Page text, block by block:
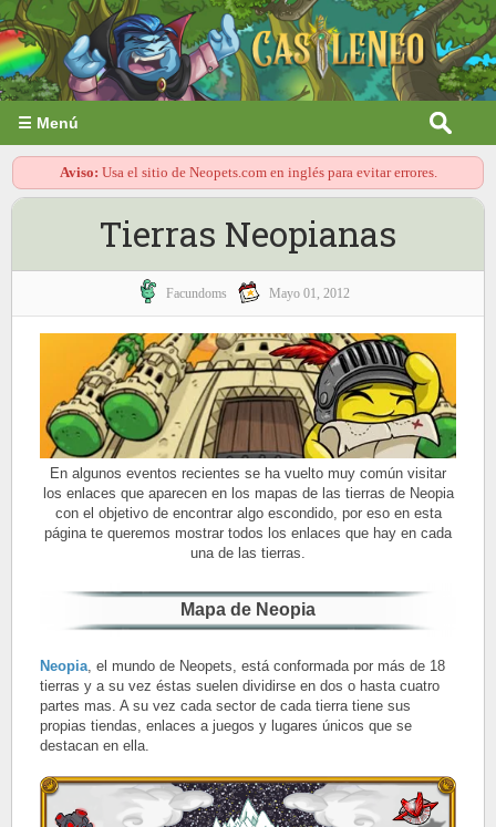
☰ Menú
Aviso: Usa el sitio de Neopets.com en inglés para evitar errores.
Tierras Neopianas
Facundoms Mayo 01, 2012
En algunos eventos recientes se ha vuelto muy común visitar
los enlaces que aparecen en los mapas de las tierras de Neopia
con el objetivo de encontrar algo escondido, por eso en esta
página te queremos mostrar todos los enlaces que hay en cada
una de las tierras.
Mapa de Neopia
Neopia , el mundo de Neopets, está conformada por más de 18
tierras y a su vez éstas suelen dividirse en dos o hasta cuatro
partes mas. A su vez cada sector de cada tierra tiene sus
propias tiendas, enlaces a juegos y lugares únicos que se
destacan en ella.